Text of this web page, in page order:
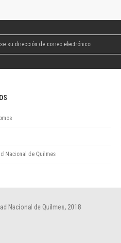
Nacional de Quilmes
Nacional de Quilmes, 2018